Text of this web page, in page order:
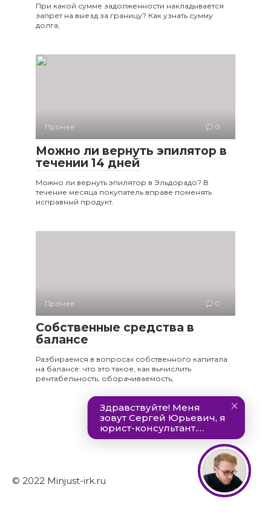
При какой сумме задолженности накладывается
запрет на выезд за границу? Как узнать сумму
долга,
Прочее 0
Можно ли вернуть эпилятор в
течении 14 дней
Можно ли вернуть эпилятор в Эльдорадо? В
течение месяца покупатель вправе поменять
исправный продукт.
Прочее 0
Собственные средства в
балансе
Разбираемся в вопросах собственного капитала
на балансе: что это такое, как вычислить
рентабельность, оборачиваемость,
© 2022 Minjust-irk.ru